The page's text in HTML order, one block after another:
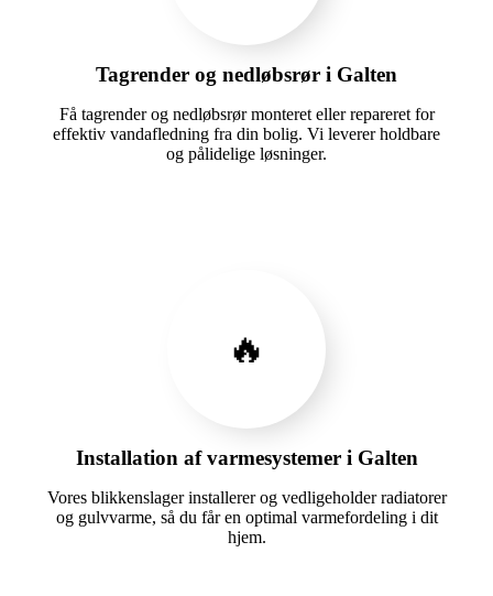
Tagrender og nedløbsrør i Galten
Få tagrender og nedløbsrør monteret eller repareret for
effektiv vandafledning fra din bolig. Vi leverer holdbare
og pålidelige løsninger.
🔥
Installation af varmesystemer i Galten
Vores blikkenslager installerer og vedligeholder radiatorer
og gulvvarme, så du får en optimal varmefordeling i dit
hjem.